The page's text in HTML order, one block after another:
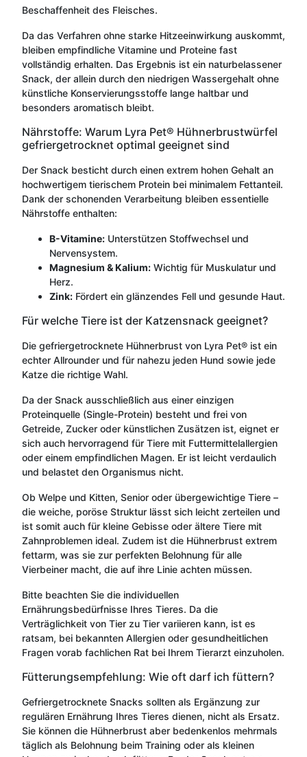
Beschaffenheit des Fleisches.
Da das Verfahren ohne starke Hitzeeinwirkung auskommt,
bleiben empfindliche Vitamine und Proteine fast
vollständig erhalten. Das Ergebnis ist ein naturbelassener
Snack, der allein durch den niedrigen Wassergehalt ohne
künstliche Konservierungsstoffe lange haltbar und
besonders aromatisch bleibt.
Nährstoffe: Warum Lyra Pet® Hühnerbrustwürfel
gefriergetrocknet optimal geeignet sind
Der Snack besticht durch einen extrem hohen Gehalt an
hochwertigem tierischem Protein bei minimalem Fettanteil.
Dank der schonenden Verarbeitung bleiben essentielle
Nährstoffe enthalten:
B-Vitamine: Unterstützen Stoffwechsel und
Nervensystem.
Magnesium & Kalium: Wichtig für Muskulatur und
Herz.
Zink: Fördert ein glänzendes Fell und gesunde Haut.
Für welche Tiere ist der Katzensnack geeignet?
Die gefriergetrocknete Hühnerbrust von Lyra Pet® ist ein
echter Allrounder und für nahezu jeden Hund sowie jede
Katze die richtige Wahl.
Da der Snack ausschließlich aus einer einzigen
Proteinquelle (Single-Protein) besteht und frei von
Getreide, Zucker oder künstlichen Zusätzen ist, eignet er
sich auch hervorragend für Tiere mit Futtermittelallergien
oder einem empfindlichen Magen. Er ist leicht verdaulich
und belastet den Organismus nicht.
Ob Welpe und Kitten, Senior oder übergewichtige Tiere –
die weiche, poröse Struktur lässt sich leicht zerteilen und
ist somit auch für kleine Gebisse oder ältere Tiere mit
Zahnproblemen ideal. Zudem ist die Hühnerbrust extrem
fettarm, was sie zur perfekten Belohnung für alle
Vierbeiner macht, die auf ihre Linie achten müssen.
Bitte beachten Sie die individuellen
Ernährungsbedürfnisse Ihres Tieres. Da die
Verträglichkeit von Tier zu Tier variieren kann, ist es
ratsam, bei bekannten Allergien oder gesundheitlichen
Fragen vorab fachlichen Rat bei Ihrem Tierarzt einzuholen.
Fütterungsempfehlung: Wie oft darf ich füttern?
Gefriergetrocknete Snacks sollten als Ergänzung zur
regulären Ernährung Ihres Tieres dienen, nicht als Ersatz.
Sie können die Hühnerbrust aber bedenkenlos mehrmals
täglich als Belohnung beim Training oder als kleinen